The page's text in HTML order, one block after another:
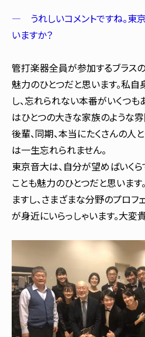
― うれしいコメントですね。東
いますか？
管打楽器全員が参加するブラス
魅力のひとつだと思います。私
し、忘れられない本番がいくつも
はひとつの大きな家族のような雰
後輩、同期、本当にたくさんの人
は一生忘れられません。
東京音大は、自分が望めばいく
ことも魅力のひとつだと思いま
ますし、さまざまな分野のプロフ
が身近にいらっしゃいます。大変